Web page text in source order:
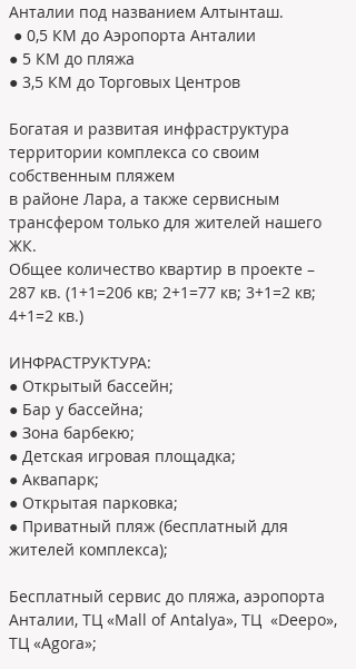
Анталии под названием Алтынташ.
● 0,5 КМ до Аэропорта Анталии
● 5 КМ до пляжа
● 3,5 КМ до Торговых Центров
Богатая и развитая инфраструктура
территории комплекса со своим
собственным пляжем
в районе Лара, а также сервисным
трансфером только для жителей нашего
ЖК.
Общее количество квартир в проекте –
287 кв. (1+1=206 кв; 2+1=77 кв; 3+1=2 кв;
4+1=2 кв.)
ИНФРАСТРУКТУРА:
● Открытый бассейн;
● Бар у бассейна;
● Зона барбекю;
● Детская игровая площадка;
● Аквапарк;
● Открытая парковка;
● Приватный пляж (бесплатный для
жителей комплекса);
Бесплатный сервис до пляжа, аэропорта
Анталии, ТЦ «Mall of Antalya», ТЦ  «Deepo»,
ТЦ «Agora»;